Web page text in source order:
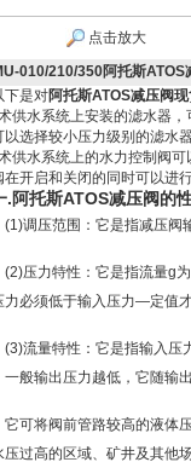
点击放大
010/210/350阿托斯ATOS
是对阿托斯ATOS减压阀现
供水系统上安装的滤水器
以选择较小压力级别的滤水
供水系统上的水力控制阀
在开启和关闭的同时可以进
.阿托斯ATOS减压阀的
(1)调压范围：它是指减压阀
(2)压力特性：它是指流量g
力必须低于输入压力—定值
(3)流量特性：它是指输入压
一般输出压力越低，它随输
它可将阀前管路较高的液体
压过高的区域、矿井及其他